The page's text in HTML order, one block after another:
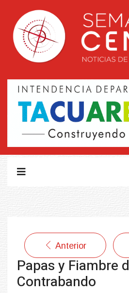
Anterior
Papas y Fiambre
Contrabando